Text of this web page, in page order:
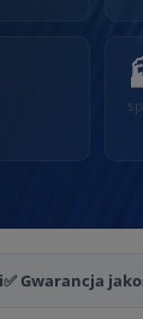
✅ Gwarancja